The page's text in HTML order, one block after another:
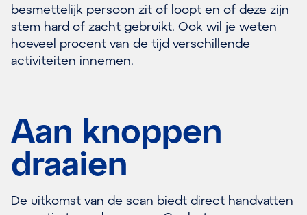
besmettelijk persoon zit of loopt en of deze zijn
stem hard of zacht gebruikt. Ook wil je weten
hoeveel procent van de tijd verschillende
activiteiten innemen.
Aan knoppen
draaien
De uitkomst van de scan biedt direct handvatten